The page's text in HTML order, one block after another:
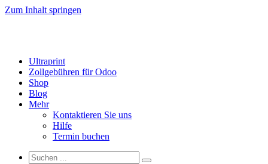
Zum Inhalt springen
Ultraprint
Zollgebühren für Odoo
Shop
Blog
Mehr
Kontaktieren Sie uns
Hilfe
Termin buchen